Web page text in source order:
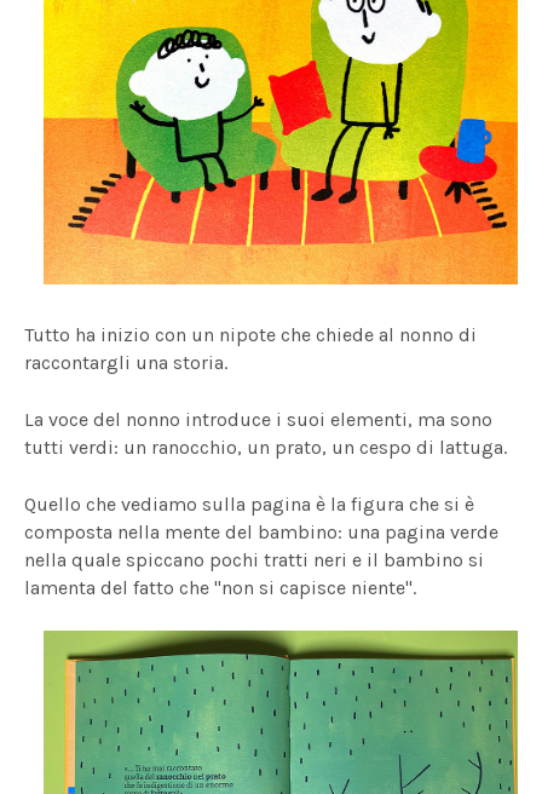
Tutto ha inizio con un nipote che chiede al nonno di
raccontargli una storia.
La voce del nonno introduce i suoi elementi, ma sono
tutti verdi: un ranocchio, un prato, un cespo di lattuga.
Quello che vediamo sulla pagina è la figura che si è
composta nella mente del bambino: una pagina verde
nella quale spiccano pochi tratti neri e il bambino si
lamenta del fatto che "non si capisce niente".